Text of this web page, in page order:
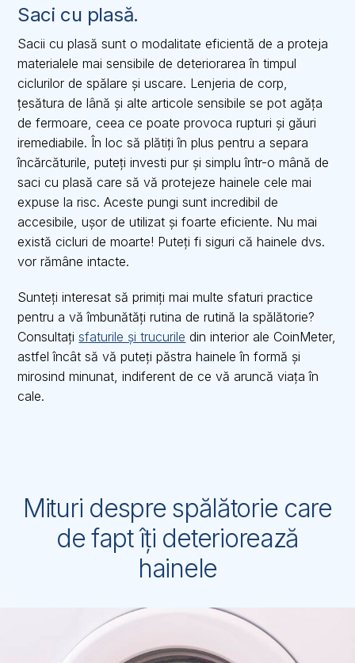
Saci cu plasă.
Sacii cu plasă sunt o modalitate eficientă de a proteja
materialele mai sensibile de deteriorarea în timpul
ciclurilor de spălare și uscare. Lenjeria de corp,
țesătura de lână și alte articole sensibile se pot agăța
de fermoare, ceea ce poate provoca rupturi și găuri
iremediabile. În loc să plătiți în plus pentru a separa
încărcăturile, puteți investi pur și simplu într-o mână de
saci cu plasă care să vă protejeze hainele cele mai
expuse la risc. Aceste pungi sunt incredibil de
accesibile, ușor de utilizat și foarte eficiente. Nu mai
există cicluri de moarte! Puteți fi siguri că hainele dvs.
vor rămâne intacte.
Sunteți interesat să primiți mai multe sfaturi practice
pentru a vă îmbunătăți rutina de rutină la spălătorie?
Consultațisfaturile și trucurile din interior ale CoinMeter,
astfel încât să vă puteți păstra hainele în formă și
mirosind minunat, indiferent de ce vă aruncă viața în
cale.
Mituri despre spălătorie care
de fapt îți deteriorează
hainele